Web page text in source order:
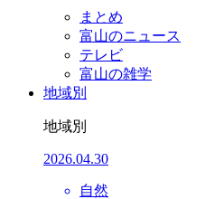
まとめ
富山のニュース
テレビ
富山の雑学
地域別
地域別
2026.04.30
自然